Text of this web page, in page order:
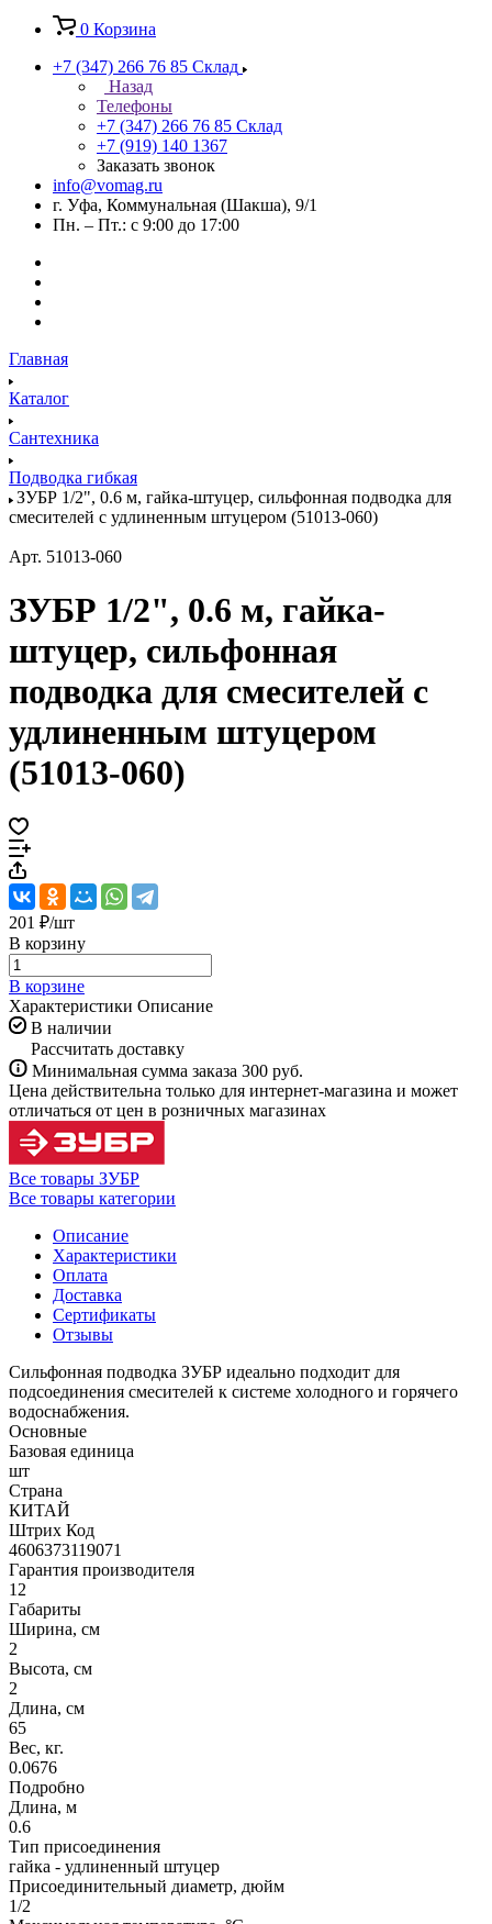
0 Корзина
+7 (347) 266 76 85 Склад
Назад
Телефоны
+7 (347) 266 76 85 Склад
+7 (919) 140 1367
Заказать звонок
info@vomag.ru
г. Уфа, Коммунальная (Шакша), 9/1
Пн. – Пт.: с 9:00 до 17:00
Главная
Каталог
Сантехника
Подводка гибкая
ЗУБР 1/2", 0.6 м, гайка-штуцер, сильфонная подводка для
смесителей с удлиненным штуцером (51013-060)
Арт. 51013-060
ЗУБР 1/2", 0.6 м, гайка-
штуцер, сильфонная
подводка для смесителей с
удлиненным штуцером
(51013-060)
201 ₽/шт
В корзину
В корзине
Характеристики Описание
В наличии
Рассчитать доставку
Минимальная сумма заказа 300 руб.
Цена действительна только для интернет-магазина и может
отличаться от цен в розничных магазинах
Все товары ЗУБР
Все товары категории
Описание
Характеристики
Оплата
Доставка
Сертификаты
Отзывы
Сильфонная подводка ЗУБР идеально подходит для
подсоединения смесителей к системе холодного и горячего
водоснабжения.
Основные
Базовая единица
шт
Страна
КИТАЙ
Штрих Код
4606373119071
Гарантия производителя
12
Габариты
Ширина, см
2
Высота, см
2
Длина, см
65
Вес, кг.
0.0676
Подробно
Длина, м
0.6
Тип присоединения
гайка - удлиненный штуцер
Присоединительный диаметр, дюйм
1/2